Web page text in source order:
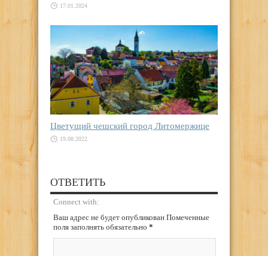
17.01.2024
Цветущий чешский город Литомержице
19.08.2022
ОТВЕТИТЬ
Connect with:
Ваш адрес не будет опубликован Помеченные
поля заполнять обязательно *